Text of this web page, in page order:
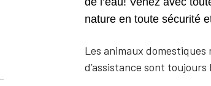
nature en toute sécurité
Les animaux domestiques
d’assistance sont toujours